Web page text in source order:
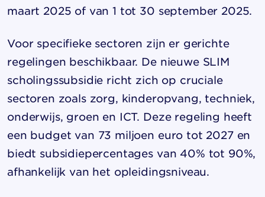
maart 2025 of van 1 tot 30 september 2025.
Voor specifieke sectoren zijn er gerichte
regelingen beschikbaar. De nieuwe SLIM
scholingssubsidie richt zich op cruciale
sectoren zoals zorg, kinderopvang, techniek,
onderwijs, groen en ICT. Deze regeling heeft
een budget van 73 miljoen euro tot 2027 en
biedt subsidiepercentages van 40% tot 90%,
afhankelijk van het opleidingsniveau.